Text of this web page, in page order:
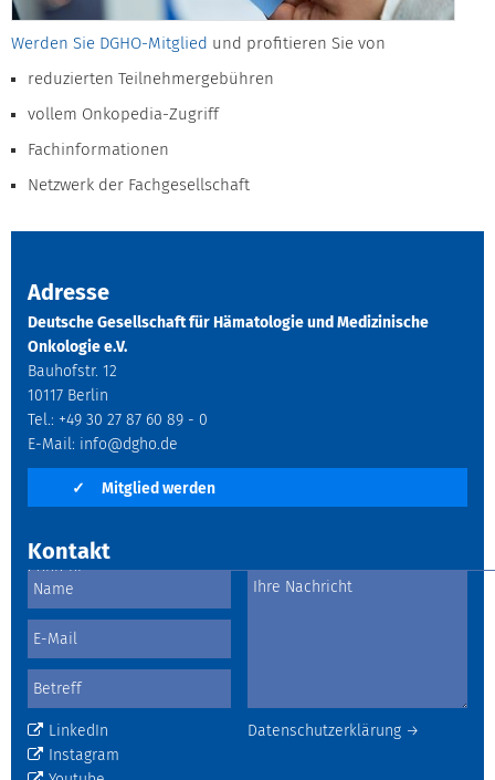
Werden Sie DGHO-Mitglied und profitieren Sie von
reduzierten Teilnehmergebühren
vollem Onkopedia-Zugriff
Fachinformationen
Netzwerk der Fachgesellschaft
Adresse
Deutsche Gesellschaft für Hämatologie und Medizinische
Onkologie e.V.
Bauhofstr. 12
10117 Berlin
Tel.: +49 30 27 87 60 89 - 0
E-Mail: info@dgho.de
✓ Mitglied werden
Kontakt
Datenschutzerklärung →
LinkedIn
Instagram